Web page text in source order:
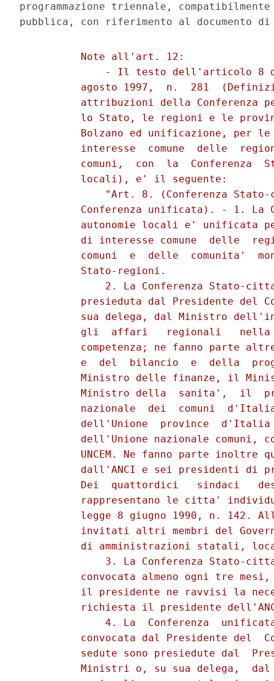
programmazione triennale,
          Note all'art. 12:
- Il testo dell'articolo 8
agosto 1997,  n.  281
attribuzioni della Conferenza
lo Stato, le regioni e le
Bolzano ed unificazione, per
interesse  comune  delle
comuni,  con  la  Conferenza
          locali), e' il seguente:
"Art. 8. (Conferenza
Conferenza unificata). - 1. La
autonomie locali e' unificata
di interesse comune  delle
comuni  e  delle  comunita'
          Stato-regioni.
2. La Conferenza Stato-
presieduta dal Presidente del
sua delega, dal Ministro
gli  affari   regionali
competenza; ne fanno parte
e  del  bilancio  e  della
Ministro delle finanze, il
Ministro della  sanita',  il
nazionale  dei  comuni
dell'Unione  province
dell'Unione nazionale comuni,
UNCEM. Ne fanno parte inoltre
dall'ANCI e sei presidenti di
Dei  quattordici   sindaci
rappresentano le citta'
legge 8 giugno 1990, n. 142.
invitati altri membri del
di amministrazioni statali,
3. La Conferenza Stato-
convocata almeno ogni tre
il presidente ne ravvisi la
richiesta il presidente
4. La  Conferenza
convocata dal Presidente del
sedute sono presiedute dal
Ministri o, su sua delega,